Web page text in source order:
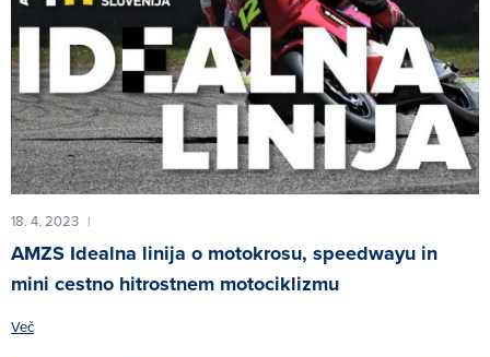
18. 4. 2023 |
AMZS Idealna linija o motokrosu, speedwayu in
mini cestno hitrostnem motociklizmu
Več